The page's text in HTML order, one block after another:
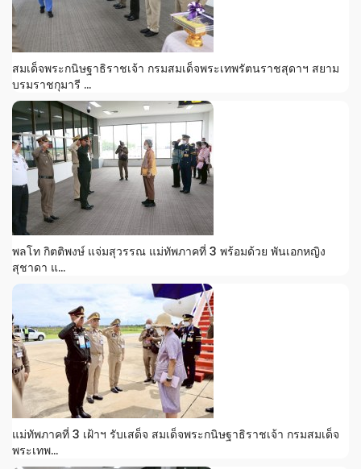
สมเด็จพระกนิษฐาธิราชเจ้า กรมสมเด็จพระเทพรัตนราชสุดาฯ สยาม
บรมราชกุมารี ...
พลโท กิตติพงษ์ แจ่มสุวรรณ แม่ทัพภาคที่ 3 พร้อมด้วย พันเอกหญิง
สุชาดา แ...
แม่ทัพภาคที่ 3 เฝ้าฯ รับเสด็จ สมเด็จพระกนิษฐาธิราชเจ้า กรมสมเด็จ
พระเทพ...